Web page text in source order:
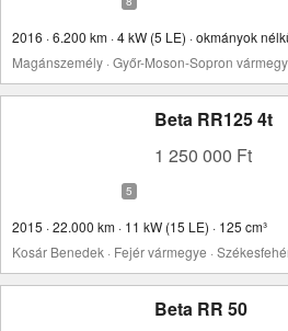
2016 · 6.200 km · 4 kW (5 LE) · okmányok
Magánszemély · Győr-Moson-Sopron
Beta RR125 4t
1 250 000 Ft
2015 · 22.000 km · 11 kW (15 LE) · 125 cm³
Kosár Benedek · Fejér vármegye ·
Beta RR 50